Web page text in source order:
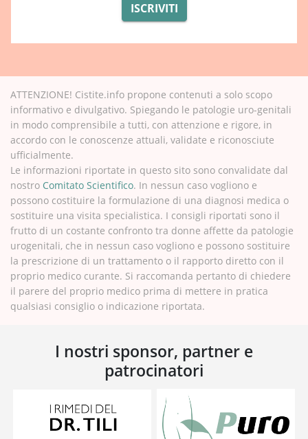
ISCRIVITI
ATTENZIONE! Cistite.info propone contenuti a solo scopo
informativo e divulgativo. Spiegando le patologie uro-genitali
in modo comprensibile a tutti, con attenzione e rigore, in
accordo con le conoscenze attuali, validate e riconosciute
ufficialmente.
Le informazioni riportate in questo sito sono convalidate dal
nostro Comitato Scientifico. In nessun caso vogliono e
possono costituire la formulazione di una diagnosi medica o
sostituire una visita specialistica. I consigli riportati sono il
frutto di un costante confronto tra donne affette da patologie
urogenitali, che in nessun caso vogliono e possono sostituire
la prescrizione di un trattamento o il rapporto diretto con il
proprio medico curante. Si raccomanda pertanto di chiedere
il parere del proprio medico prima di mettere in pratica
qualsiasi consiglio o indicazione riportata.
I nostri sponsor, partner e
patrocinatori